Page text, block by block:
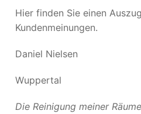
Hier finden Sie einen
Kundenmeinungen.
Daniel Nielsen
Wuppertal
Die Reinigung meiner